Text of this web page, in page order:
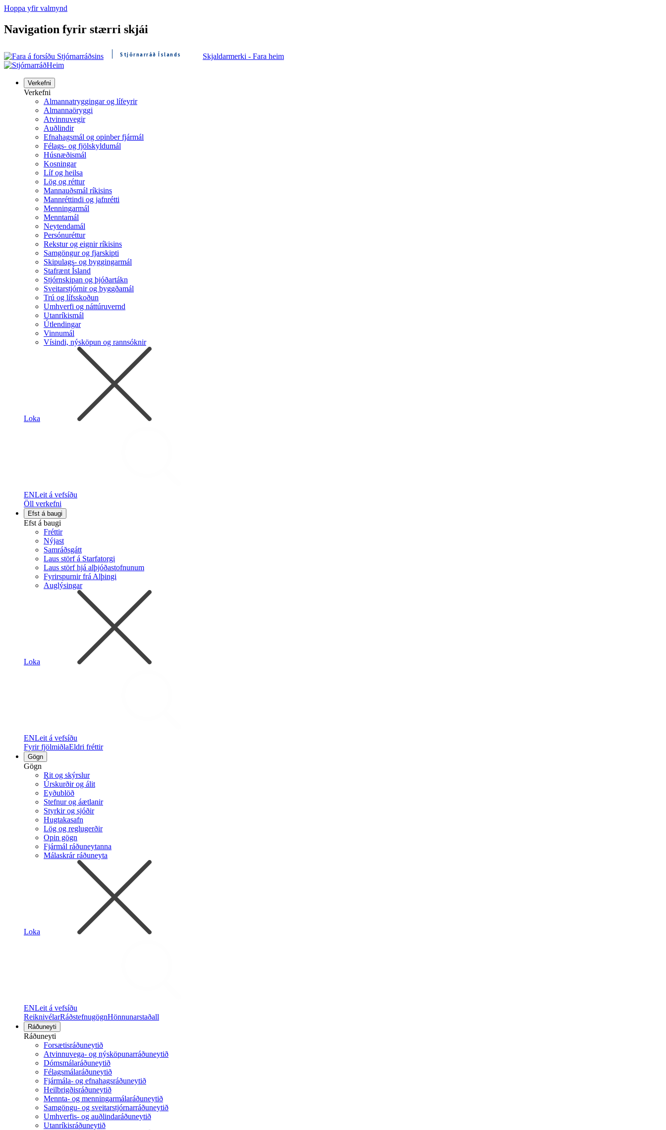
Hoppa yfir valmynd
Navigation fyrir stærri skjái
Stjórnarráð Íslands
Skjaldarmerki - Fara heim
Heim
Verkefni
Verkefni
Almannatryggingar og lífeyrir
Almannaöryggi
Atvinnuvegir
Auðlindir
Efnahagsmál og opinber fjármál
Félags- og fjölskyldumál
Húsnæðismál
Kosningar
Líf og heilsa
Lög og réttur
Mannauðsmál ríkisins
Mannréttindi og jafnrétti
Menningarmál
Menntamál
Neytendamál
Persónuréttur
Rekstur og eignir ríkisins
Samgöngur og fjarskipti
Skipulags- og byggingarmál
Stafrænt Ísland
Stjórnskipan og þjóðartákn
Sveitarstjórnir og byggðamál
Trú og lífsskoðun
Umhverfi og náttúruvernd
Utanríkismál
Útlendingar
Vinnumál
Vísindi, nýsköpun og rannsóknir
Loka
ENLeit á vefsíðu
Öll verkefni
Efst á baugi
Efst á baugi
Fréttir
Nýjast
Samráðsgátt
Laus störf á Starfatorgi
Laus störf hjá alþjóðastofnunum
Fyrirspurnir frá Alþingi
Auglýsingar
Loka
ENLeit á vefsíðu
Fyrir fjölmiðlaEldri fréttir
Gögn
Gögn
Rit og skýrslur
Úrskurðir og álit
Eyðublöð
Stefnur og áætlanir
Styrkir og sjóðir
Hugtakasafn
Lög og reglugerðir
Opin gögn
Fjármál ráðuneytanna
Málaskrár ráðuneyta
Loka
ENLeit á vefsíðu
ReiknivélarRáðstefnugögnHönnunarstaðall
Ráðuneyti
Ráðuneyti
Forsætisráðuneytið
Atvinnuvega- og nýsköpunarráðuneytið
Dómsmálaráðuneytið
Félagsmálaráðuneytið
Fjármála- og efnahagsráðuneytið
Heilbrigðisráðuneytið
Mennta- og menningarmálaráðuneytið
Samgöngu- og sveitarstjórnarráðuneytið
Umhverfis- og auðlindaráðuneytið
Utanríkisráðuneytið